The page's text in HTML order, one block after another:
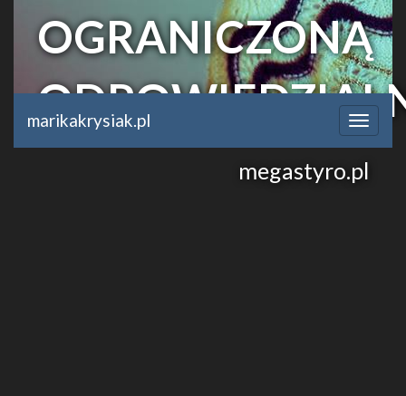
OGRANICZONĄ
megastyro.pl
marikakrysiak.pl